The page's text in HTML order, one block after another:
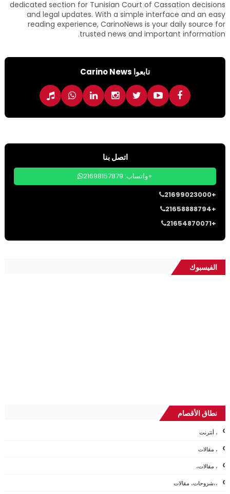
dedicated section for Tunisian Court of Cassation decisions
and legal updates. With a simple interface and an easy
reading experience, CarinoNews is your daily source for
trusted news and important information.
تابعوا Carino News
اتصل بنا
واتساب: 21698157879+
21699023000+
21658888794+
21654870071+
الفيسبوك
نطاق الأقصام
، أنترنت
، مقالات
، مقالات،
،،شروحات، مقالات